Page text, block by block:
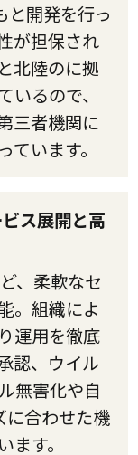
と開発を行っ
が担保され
北陸のに拠
るので、
三者機関に
います。
ス展開と高
、柔軟なセ
。組織によ
運用を徹底
認、ウイル
無害化や自
に合わせた機
す。